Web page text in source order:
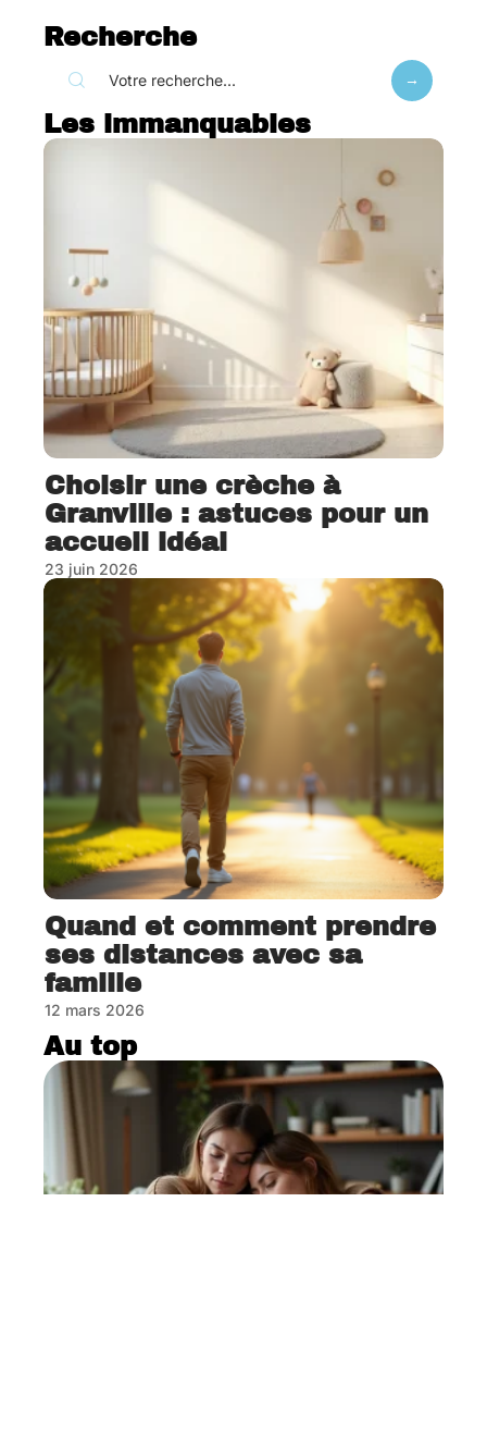
Recherche
Les immanquables
Choisir une crèche à
Granville : astuces pour un
accueil idéal
23 juin 2026
Quand et comment prendre
ses distances avec sa
famille
12 mars 2026
Au top